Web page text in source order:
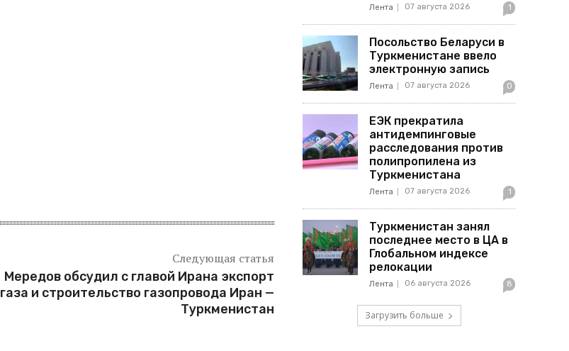
Следующая статья
Мередов обсудил с главой Ирана экспорт
газа и строительство газопровода Иран —
Туркменистан
Лента 07 августа 2026 1
Посольство Беларуси в
Туркменистане ввело
электронную запись
Лента 07 августа 2026 0
ЕЭК прекратила
антидемпинговые
расследования против
полипропилена из
Туркменистана
Лента 07 августа 2026 1
Туркменистан занял
последнее место в ЦА в
Глобальном индексе
релокации
Лента 06 августа 2026 8
Загрузить больше